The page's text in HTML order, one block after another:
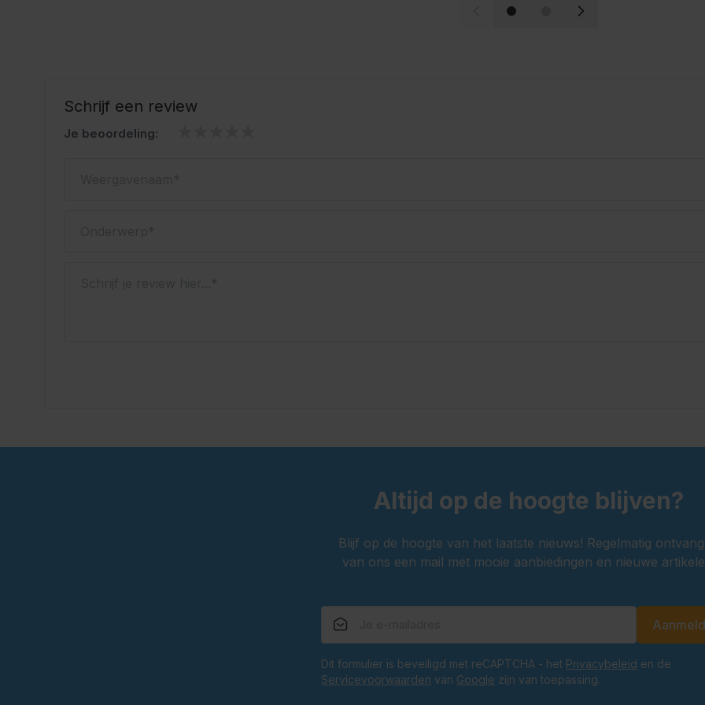
Schrijf een review
Je beoordeling:
Altijd op de hoogte blijven?
Blijf op de hoogte van het laatste nieuws! Regelmatig
van ons een mail met mooie aanbiedingen en nieuwe
Dit formulier is beveiligd met reCAPTCHA - het Privacybeleid en de
Servicevoorwaarden van Google zijn van toepassing.